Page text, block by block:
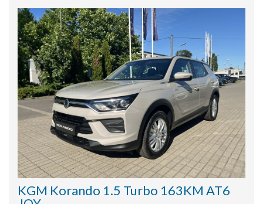
KGM Korando 1.5 Turbo 163KM AT6